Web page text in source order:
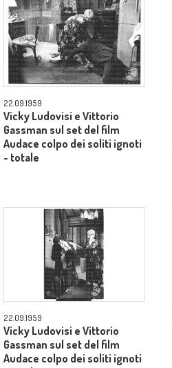
22.09.1959
Vicky Ludovisi e Vittorio
Gassman sul set del film
Audace colpo dei soliti ignoti
- totale
22.09.1959
Vicky Ludovisi e Vittorio
Gassman sul set del film
Audace colpo dei soliti ignoti